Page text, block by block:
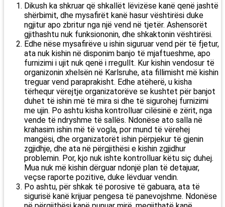
Dikush ka shkruar që shkallët lëvizëse kanë qenë jashtë
shërbimit, dhe mysafirët kanë hasur vështirësi duke
ngjitur apo zbritur nga një vend në tjetër. Ashensorët
gjithashtu nuk funksiononin, dhe shkaktonin vështirësi.
Edhe nëse mysafirëve u ishin siguruar vend për të fjetur,
ata nuk kishin në disponim banjo të mjaftueshme, apo
furnizimi i ujit nuk qenë i rregullt. Kur kishin vendosur të
organizonin xhelsën në Karlsruhe, ata fillimisht më kishin
treguar vend paraprakisht. Edhe atëherë, u kisha
tërhequr vërejtje organizatorëve se kushtet për banjot
duhet të ishin më të mira si dhe të sigurohej furnizimi
me ujin. Po ashtu kisha kontrolluar cilësinë e zërit, nga
vende të ndryshme të sallës. Ndonëse ato salla në
krahasim ishin më të vogla, por mund të vërehej
mangësi, dhe organizatorët ishin përpjekur të gjenin
zgjidhje, dhe ata në përgjithësi e kishin zgjidhur
problemin. Por, kjo nuk ishte kontrolluar këtu siç duhej.
Mua nuk më kishin dërguar ndonjë plan të detajuar,
veçse raporte pozitive, duke lëvduar vendin.
Po ashtu, për shkak të porosive të gabuara, ata të
sigurisë kanë krijuar pengesa të panevojshme. Ndonëse